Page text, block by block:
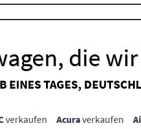
die
EINES TAGES,
verkaufen Acuraverkaufen